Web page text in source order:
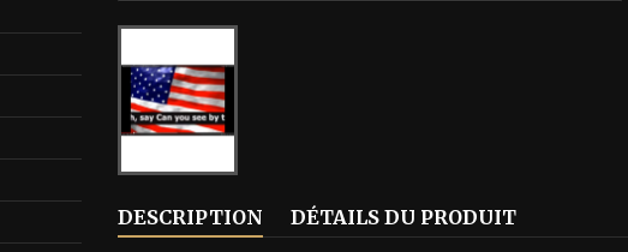
DESCRIPTION DÉTAILS DU PRODUIT